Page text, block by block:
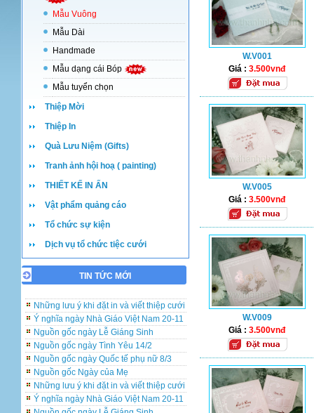
Mẫu Vuông
Mẫu Dài
Handmade
Mẫu dạng cái Bóp
Mẫu tuyển chọn
Thiệp Mời
Thiệp In
Quà Lưu Niệm (Gifts)
Tranh ảnh hội hoạ ( painting)
THIẾT KẾ IN ẤN
Vật phẩm quảng cáo
Tổ chức sự kiện
Dịch vụ tổ chức tiệc cưới
TIN TỨC MỚI
Những lưu ý khi đặt in và viết thiệp cưới
Nguồn gốc ngày Lễ Giáng Sinh
Nguồn gốc ngày Tình Yêu 14/2
Nguồn gốc ngày Quốc tế phụ nữ 8/3
Nguồn gốc Ngày của Mẹ
Những lưu ý khi đặt in và viết thiệp cưới
Ý nghĩa ngày Nhà Giáo Việt Nam 20-11
Nguồn gốc ngày Lễ Giáng Sinh
Nguồn gốc ngày Tình Yêu 14/2
Nguồn gốc ngày Quốc tế phụ nữ 8/3
Nguồn gốc Ngày của Mẹ
Những lưu ý khi đặt in và viết thiệp cưới
Ý nghĩa ngày Nhà Giáo Việt Nam 20-11
Nguồn gốc ngày Lễ Giáng Sinh
W.V001
Giá :3.500vnđ
W.V005
Giá :3.500vnđ
W.V009
Giá :3.500vnđ